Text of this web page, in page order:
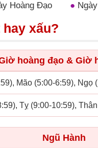
Hoàng Đạo ●
hay xấu?
hoàng đạo & Giờ
Mão (5:00-6:59),
Tỵ (9:00-10:59),
Ngũ Hành